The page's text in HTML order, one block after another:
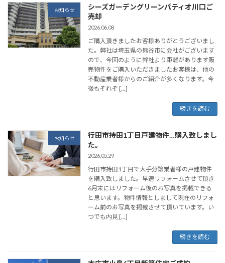
お知らせ
シーズガーデングリーンパティオ川口ご
売却
2026.06.08
ご購入頂きましたお客様ありがとうございまし
た。弊社は埼玉県の熊谷市に会社がございます
ので、今回のように弊社より距離があります販
売物件をご購入いただきましたお客様は、他の
不動産業者様からのご紹介が多くなります。今
後もそれぞ […]
続きを読む
お知らせ
行田市持田1丁目戸建物件…購入致しまし
た。
2026.05.29
行田市持田1丁目で大手分譲業者様の戸建物件
を購入致しました。早速リフォームさせて頂き
6月末にはリフォーム後のお写真を掲載できる
と思います。物件情報としまして現在のリフォ
ーム前のお写真を掲載させて頂いています。い
つでも内見 […]
続きを読む